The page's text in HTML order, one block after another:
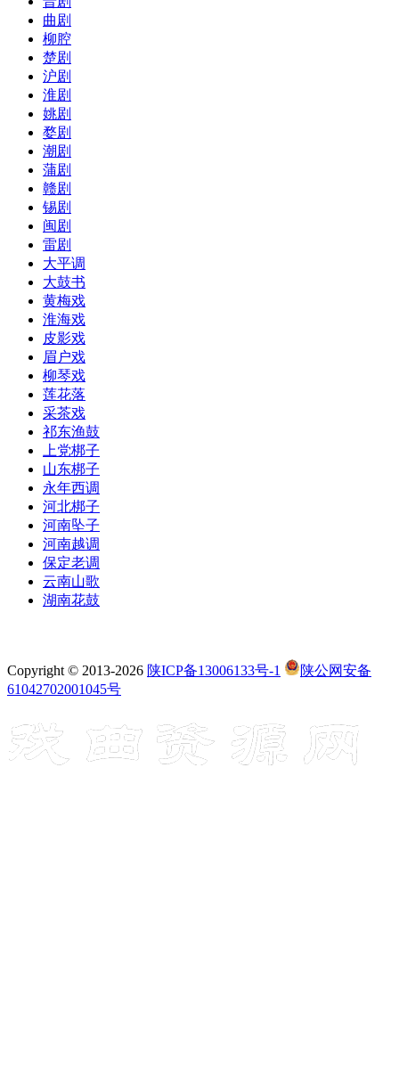
曲剧
柳腔
楚剧
沪剧
淮剧
姚剧
婺剧
潮剧
蒲剧
赣剧
锡剧
闽剧
雷剧
大平调
大鼓书
黄梅戏
淮海戏
皮影戏
眉户戏
柳琴戏
莲花落
采茶戏
祁东渔鼓
上党梆子
山东梆子
永年西调
河北梆子
河南坠子
河南越调
保定老调
云南山歌
湖南花鼓
Copyright © 2013-2026 陕ICP备13006133号-1
陕公网安备
61042702001045号